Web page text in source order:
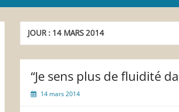
JOUR : 14 MARS 2014
“Je sens plus de fluidité
14 mars 2014